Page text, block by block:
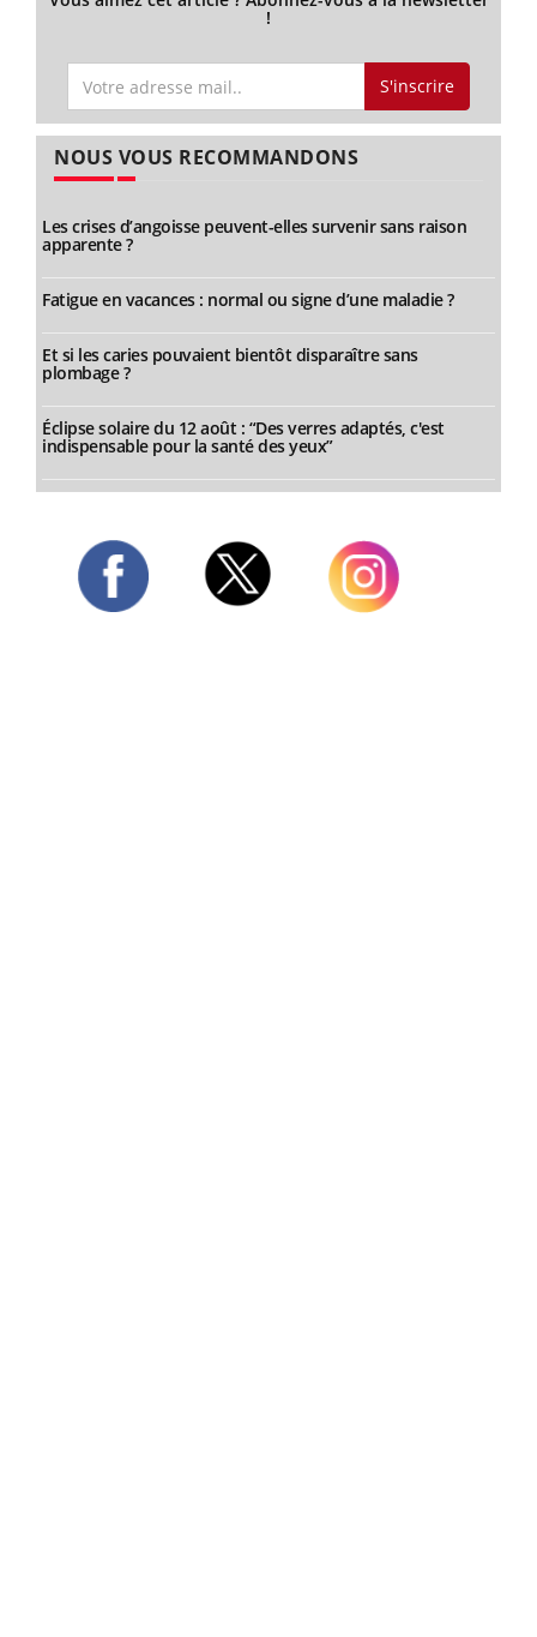
!
S'inscrire
NOUS VOUS RECOMMANDONS
Les crises d’angoisse peuvent-elles survenir sans raison
apparente ?
Fatigue en vacances : normal ou signe d’une maladie ?
Et si les caries pouvaient bientôt disparaître sans
plombage ?
Éclipse solaire du 12 août : “Des verres adaptés, c'est
indispensable pour la santé des yeux”